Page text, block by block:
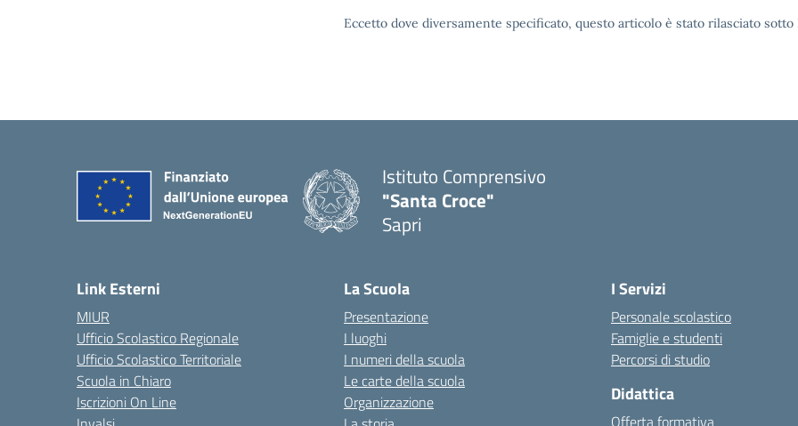
Eccetto dove diversamente specificato, questo articolo è stato rilasciato
Istituto Comprensivo
"Santa Croce"
Sapri
Link Esterni
MIUR
Ufficio Scolastico Regionale
Ufficio Scolastico Territoriale
Scuola in Chiaro
Iscrizioni On Line
La Scuola
Presentazione
I luoghi
I numeri della scuola
Le carte della scuola
Organizzazione
I Servizi
Personale scolastico
Famiglie e studenti
Percorsi di studio
Didattica
Offerta formativa